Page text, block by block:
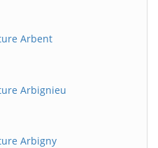
Arbent
Arbignieu
Arbigny